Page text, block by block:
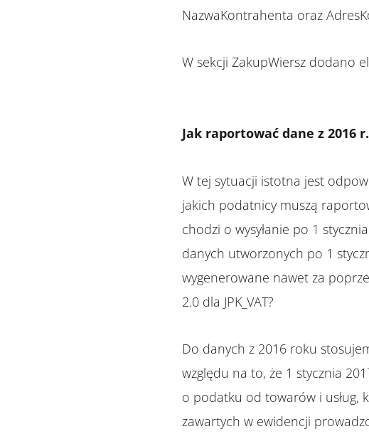
NazwaKontrahenta oraz
W sekcji ZakupWiersz dodano
Jak raportować dane z 2016
W tej sytuacji istotna jest
jakich podatnicy muszą
chodzi o wysyłanie po 1
danych utworzonych po 1
wygenerowane nawet za
2.0 dla JPK_VAT?
Do danych z 2016 roku
względu na to, że 1 stycznia
o podatku od towarów i usług,
zawartych w ewidencji